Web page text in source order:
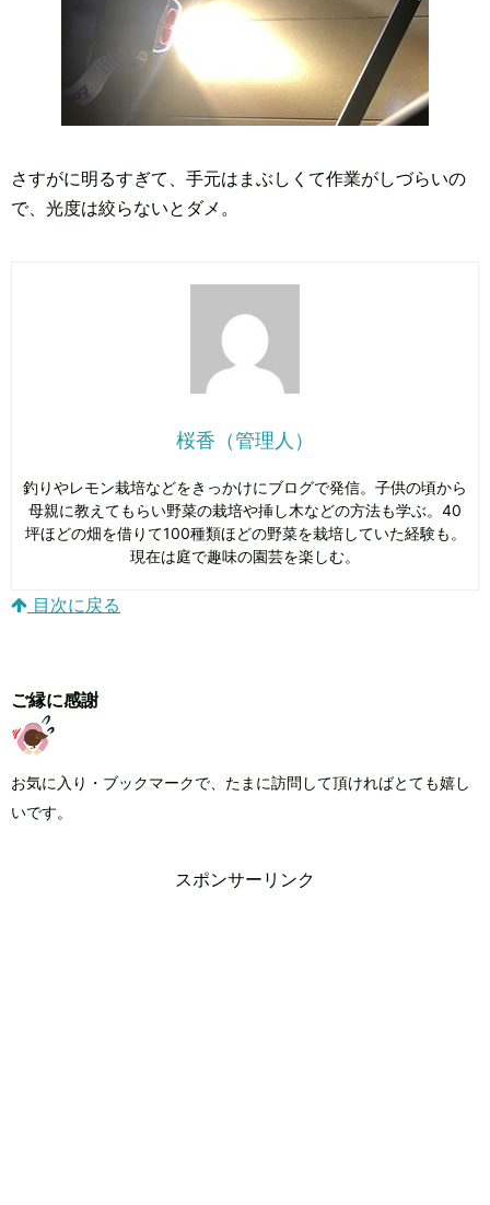
さすがに明るすぎて、手元はまぶしくて作業がしづらいの
で、光度は絞らないとダメ。
桜香（管理人）
釣りやレモン栽培などをきっかけにブログで発信。子供の頃から
母親に教えてもらい野菜の栽培や挿し木などの方法も学ぶ。40
坪ほどの畑を借りて100種類ほどの野菜を栽培していた経験も。
現在は庭で趣味の園芸を楽しむ。
目次に戻る
ご縁に感謝
お気に入り・ブックマークで、たまに訪問して頂ければとても嬉し
いです。
スポンサーリンク